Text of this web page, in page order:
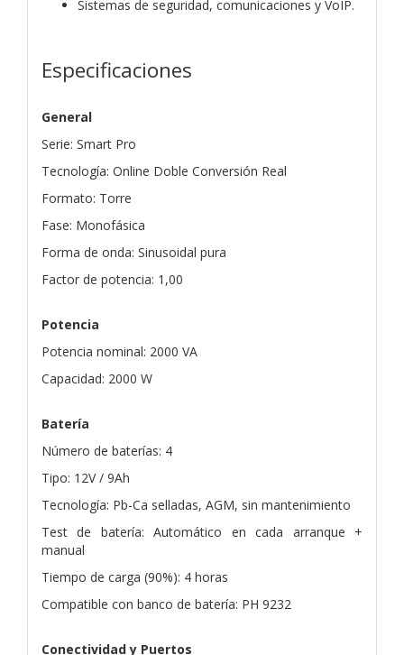
Sistemas de seguridad, comunicaciones y VoIP.
Especificaciones
General
Serie: Smart Pro
Tecnología: Online Doble Conversión Real
Formato: Torre
Fase: Monofásica
Forma de onda: Sinusoidal pura
Factor de potencia: 1,00
Potencia
Potencia nominal: 2000 VA
Capacidad: 2000 W
Batería
Número de baterías: 4
Tipo: 12V / 9Ah
Tecnología: Pb-Ca selladas, AGM, sin mantenimiento
Test de batería: Automático en cada arranque +
manual
Tiempo de carga (90%): 4 horas
Compatible con banco de batería: PH 9232
Conectividad y Puertos